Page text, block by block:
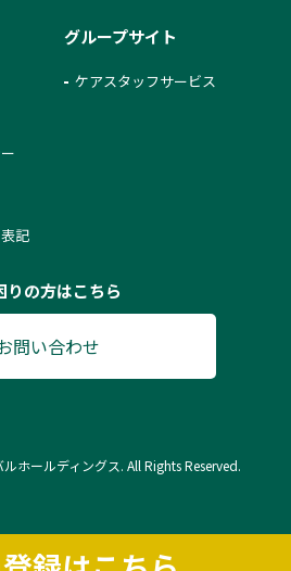
記
グループサイト
ケアスタッフサービス
りの方はこちら
問い合わせ
ホールディングス. All Rights Reserved.